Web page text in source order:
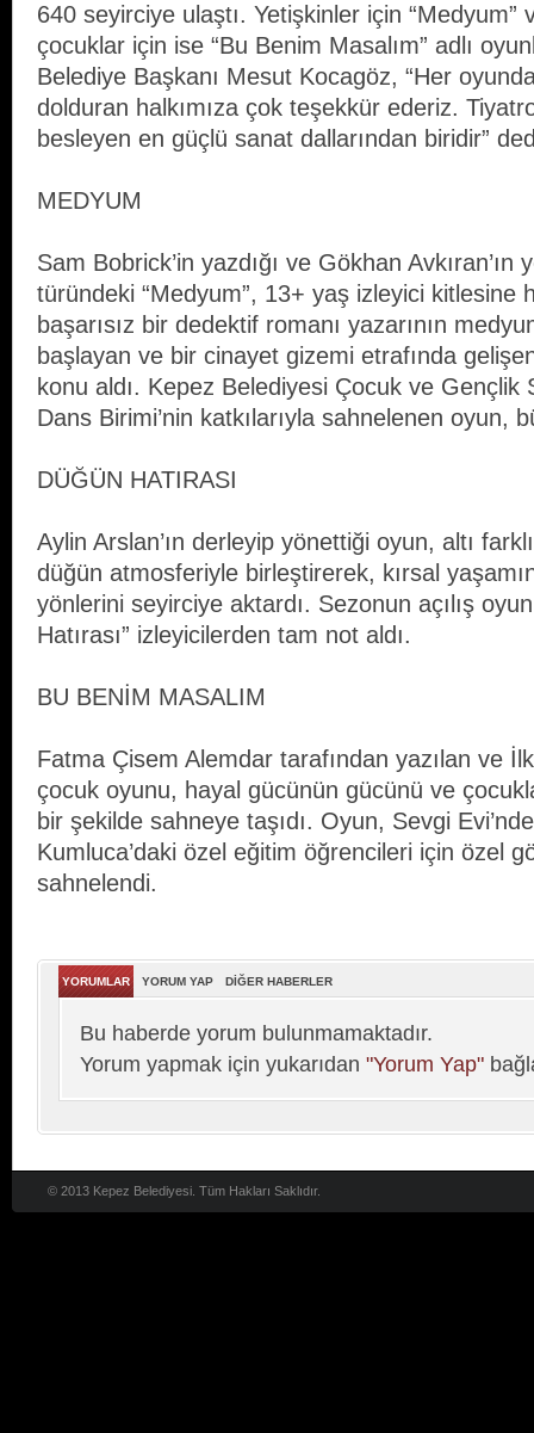
640 seyirciye ulaştı. Yetişkinler için “Medyum”
çocuklar için ise “Bu Benim Masalım” adlı
Belediye Başkanı Mesut Kocagöz, “Her
dolduran halkımıza çok teşekkür ederiz.
besleyen en güçlü sanat dallarından biridir”
MEDYUM
Sam Bobrick’in yazdığı ve Gökhan
türündeki “Medyum”, 13+ yaş izleyici kitlesine
başarısız bir dedektif romanı yazarının
başlayan ve bir cinayet gizemi etrafında
konu aldı. Kepez Belediyesi Çocuk ve Gençlik
Dans Birimi’nin katkılarıyla sahnelenen oyun,
DÜĞÜN HATIRASI
Aylin Arslan’ın derleyip yönettiği oyun, altı
düğün atmosferiyle birleştirerek, kırsal
yönlerini seyirciye aktardı. Sezonun açılış
Hatırası” izleyicilerden tam not aldı.
BU BENİM MASALIM
Fatma Çisem Alemdar tarafından yazılan ve
çocuk oyunu, hayal gücünün gücünü ve
bir şekilde sahneye taşıdı. Oyun, Sevgi
Kumluca’daki özel eğitim öğrencileri için özel
sahnelendi.
YORUMLAR YORUM YAP DİĞER HABERLER
Bu haberde yorum bulunmamaktadır.
Yorum yapmak için yukarıdan "Yorum Yap"
© 2013 Kepez Belediyesi. Tüm Hakları Saklıdır.